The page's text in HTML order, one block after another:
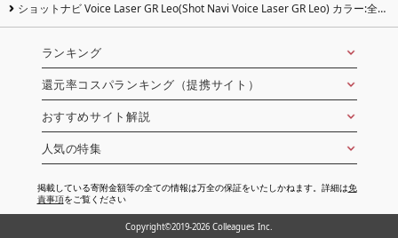
ショットナビ Voice Laser GR Leo(Shot Navi Voice Laser GR Leo) カラー:全4
ランキング
還元率コスパランキング（提携サイト）
おすすめサイト解説
人気の特集
掲載している寄附金額等の全ての情報は万全の保証をいたしかねます。詳細は免
責事項をご覧ください
Copyright©2019-2026 Colleagues Inc.